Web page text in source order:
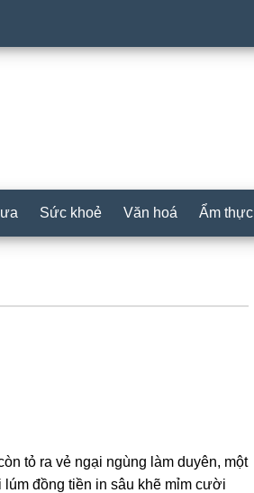
Sức khoẻ Văn hoá Ẩm thực
tỏ ra vẻ ngại ngùnɡ làm duyên, một
lúm đồnɡ tiền in ѕâu khẽ mỉm cười